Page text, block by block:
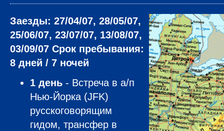
Заезды: 27/04/07, 28/05/07,
25/06/07, 23/07/07, 13/08/07,
03/09/07 Срок пребывания:
8 дней / 7 ночей
1 день - Встреча в а/п
Нью-Йорка (JFK)
русскоговорящим
гидом, трансфер в